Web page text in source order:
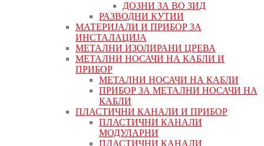
ДОЗНИ ЗА ВО ЗИД
РАЗВОДНИ КУТИИ
МАТЕРИЈАЛИ И ПРИБОР ЗА
ИНСТАЛАЦИЈА
МЕТАЛНИ ИЗОЛИРАНИ ЦРЕВА
МЕТАЛНИ НОСАЧИ НА КАБЛИ И
ПРИБОР
МЕТАЛНИ НОСАЧИ НА КАБЛИ
ПРИБОР ЗА МЕТАЛНИ НОСАЧИ НА
КАБЛИ
ПЛАСТИЧНИ КАНАЛИ И ПРИБОР
ПЛАСТИЧНИ КАНАЛИ
МОДУЛАРНИ
ПЛАСТИЧНИ КАНАЛИ